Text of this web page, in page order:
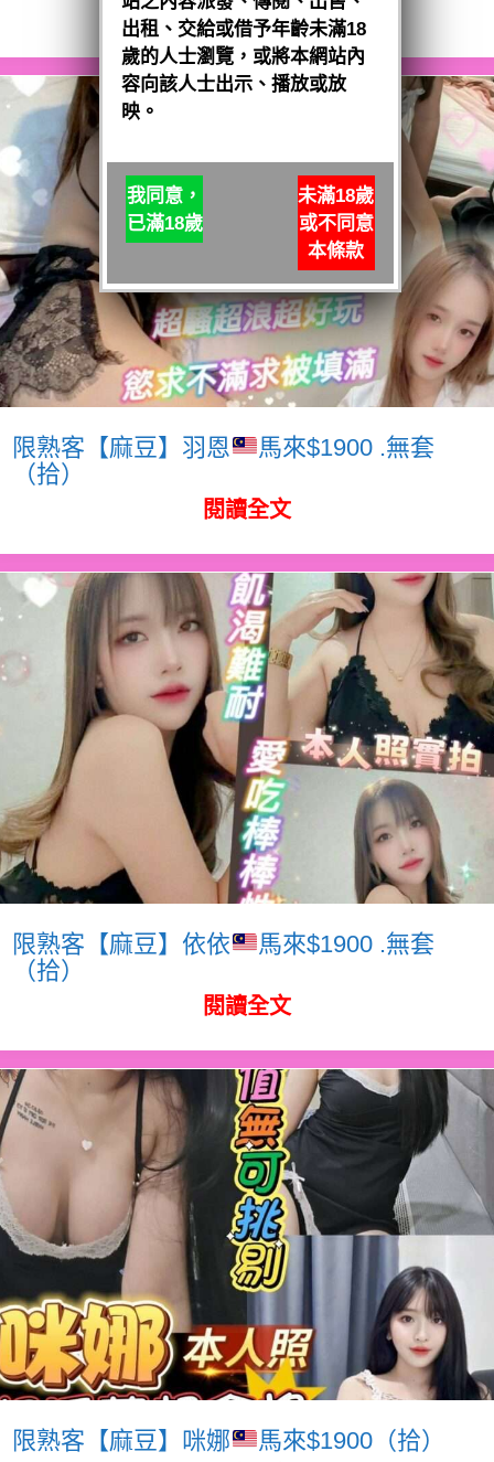
閱讀全文
限熟客【麻豆】羽恩
馬來$1900 .無套
（拾）
閱讀全文
限熟客【麻豆】依依
馬來$1900 .無套
（拾）
閱讀全文
限熟客【麻豆】咪娜 馬來$1900（拾）
出租、交給或借予年齡未滿18
歲的人士瀏覽，或將本網站內
容向該人士出示、播放或放
映。
我同意，
已滿18歲
未滿18歲
或不同意
本條款